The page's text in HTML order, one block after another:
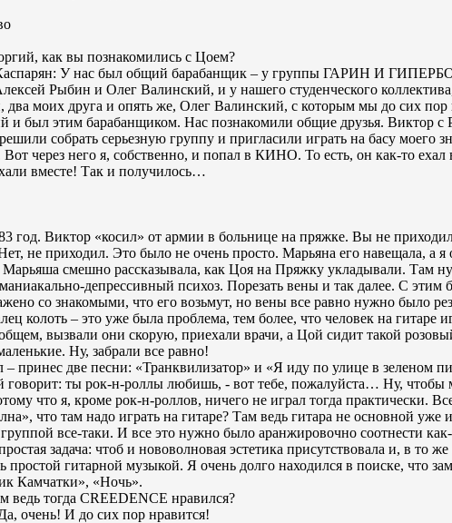
как вы познакомились с Цоем?
У нас был общий барабанщик – у группы ГАРИН И
Рыбин и Олег Валинский, и у нашего студенческого
два моих друга и опять же, Олег Валинский, с которым мы до сих пор
и был этим барабанщиком. Нас познакомили общие друзья. Виктор с
собрать серьезную группу и пригласили играть на басу моего
Вот через него я, собственно, и попал в КИНО. То есть, он как-то ехал
вместе! Так и получилось…
год. Виктор «косил» от армии в больнице на пряжке. Вы не
не приходил. Это было не очень просто. Марьяна его навещала, а я
смешно рассказывала, как Цоя на Пряжку укладывали. Там
маниакально-депрессивный психоз. Порезать вены и так далее. С этим
со знакомыми, что его возьмут, но вены все равно нужно было
колоть – это уже была проблема, тем более, что человек на гитаре
вызвали они скорую, приехали врачи, а Цой сидит такой
Ну, забрали все равно!
принес две песни: «Транквилизатор» и «Я иду по улице в зеленом
говорит: ты рок-н-роллы любишь, - вот тебе, пожалуйста… Ну, чтобы
что я, кроме рок-н-роллов, ничего не играл тогда практически.
что там надо играть на гитаре? Там ведь гитара не основной
все-таки. И все это нужно было аранжировочно соотнести
задача: чтоб и нововолновая эстетика присутствовала и, в то
простой гитарной музыкой. Я очень долго находился в поиске, что
Камчатки», «Ночь».
ведь тогда CREEDENCE нравился?
очень! И до сих пор нравится!